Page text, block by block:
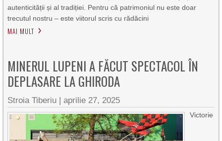
autenticității și al tradiției. Pentru că patrimoniul nu este doar
trecutul nostru – este viitorul scris cu rădăcini
MAI MULT
MINERUL LUPENI A FĂCUT SPECTACOL ÎN
DEPLASARE LA GHIRODA
Stroia Tiberiu |aprilie 27, 2025
Victorie